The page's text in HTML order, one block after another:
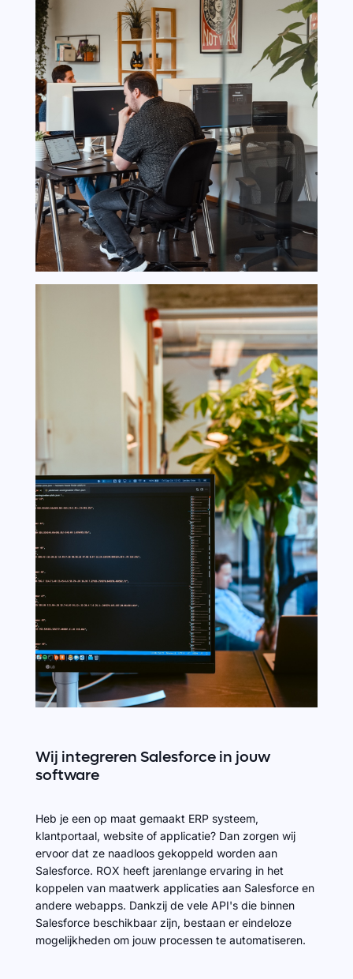
Wij integreren Salesforce in jouw
software
Heb je een op maat gemaakt ERP systeem,
klantportaal, website of applicatie? Dan zorgen wij
ervoor dat ze naadloos gekoppeld worden aan
Salesforce. ROX heeft jarenlange ervaring in het
koppelen van maatwerk applicaties aan Salesforce en
andere webapps. Dankzij de vele API's die binnen
Salesforce beschikbaar zijn, bestaan er eindeloze
mogelijkheden om jouw processen te automatiseren.